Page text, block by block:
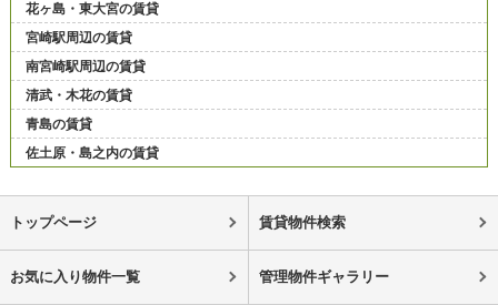
花ヶ島・東大宮の賃貸
宮崎駅周辺の賃貸
南宮崎駅周辺の賃貸
清武・木花の賃貸
青島の賃貸
佐土原・島之内の賃貸
トップページ 賃貸物件検索
お気に入り物件一覧 管理物件ギャラリー